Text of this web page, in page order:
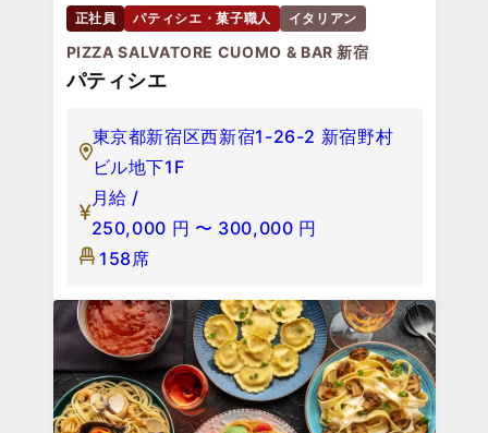
正社員 パティシエ・菓子職人 イタリアン
PIZZA SALVATORE CUOMO & BAR 新宿
パティシエ
東京都新宿区西新宿1-26-2 新宿野村
ビル地下1F
月給 /
250,000 円 〜 300,000 円
158席